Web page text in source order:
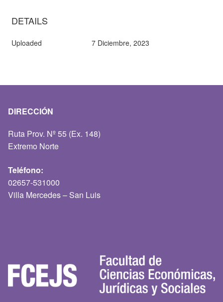
DETAILS
Uploaded 7 Diciembre, 2023
DIRECCIÓN
Ruta Prov. Nº 55 (Ex. 148)
Extremo Norte
Teléfono:
02657-531000
Villa Mercedes – San Luis